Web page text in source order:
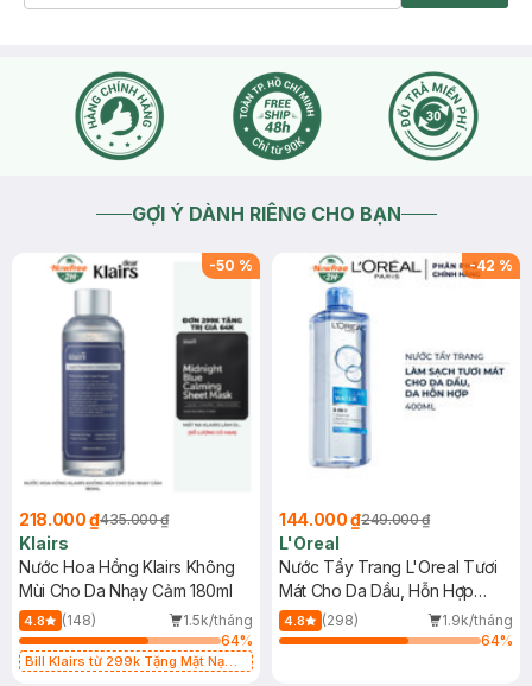
GỢI Ý DÀNH RIÊNG CHO BẠN
-50 %
218.000 ₫435.000 ₫
Klairs
Nước Hoa Hồng Klairs Không
Mùi Cho Da Nhạy Cảm 180ml
4.8 (148)
1.5k/tháng
64%
Bill Klairs từ 299k Tặng Mặt Nạ
-42 %
144.000 ₫249.000 ₫
L'Oreal
Nước Tẩy Trang L'Oreal Tươi
Mát Cho Da Dầu, Hỗn Hợp
400ml
4.8 (298)
1.9k/tháng
64%